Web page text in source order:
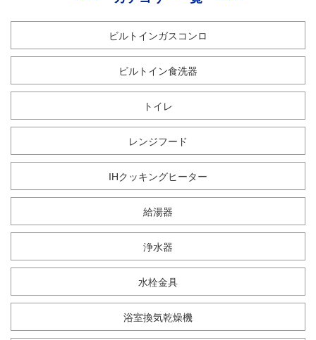
ビルトインガスコンロ
ビルトイン食洗器
トイレ
レンジフード
IHクッキングヒーター
給湯器
浄水器
水栓金具
浴室換気乾燥機